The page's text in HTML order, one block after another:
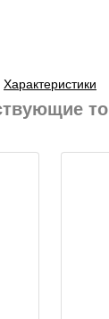
Характеристики